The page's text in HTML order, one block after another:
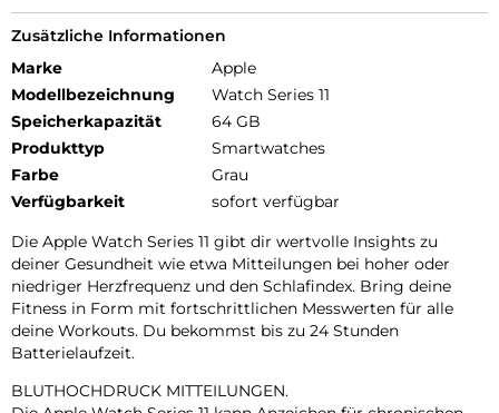
Zusätzliche Informationen
Marke
Apple
Modellbezeichnung
Watch Series 11
Speicherkapazität
64 GB
Produkttyp
Smartwatches
Farbe
Grau
Verfügbarkeit
sofort verfügbar
Die Apple Watch Series 11 gibt dir wertvolle Insights zu
deiner Gesundheit wie etwa Mitteilungen bei hoher oder
niedriger Herzfrequenz und den Schlafindex. Bring deine
Fitness in Form mit fortschrittlichen Messwerten für alle
deine Workouts. Du bekommst bis zu 24 Stunden
Batterielaufzeit.
BLUTHOCHDRUCK MITTEILUNGEN.